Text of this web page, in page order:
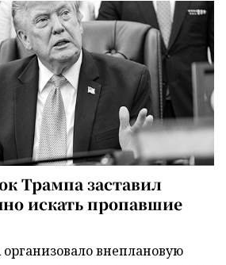
Трампа заставил
искать пропавшие
внеплановую